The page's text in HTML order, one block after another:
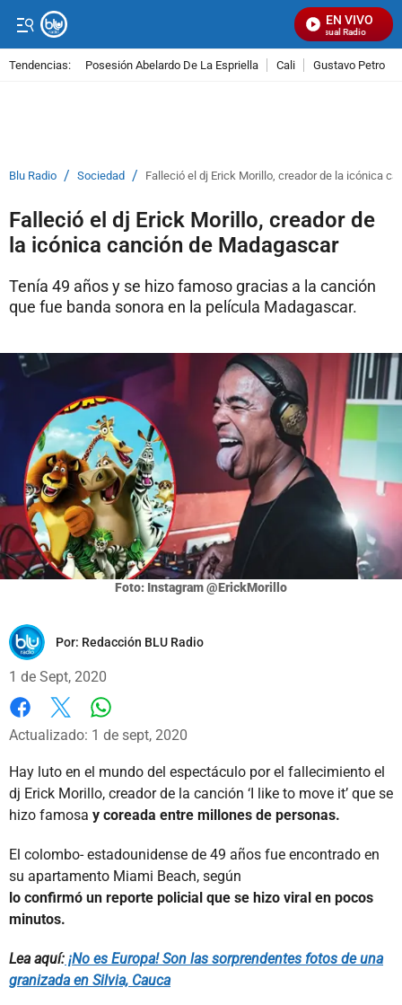
EN VIVO
Señal Visual Radio
Tendencias: Posesión Abelardo De La Espriella Cali Gustavo Petro
Blu Radio / Sociedad / Falleció el dj Erick Morillo, creador de la icónica
Falleció el dj Erick Morillo, creador de
la icónica canción de Madagascar
Tenía 49 años y se hizo famoso gracias a la canción
que fue banda sonora en la película Madagascar.
Foto: Instagram @ErickMorillo
Por: Redacción BLU Radio
1 de Sept, 2020
Facebook
X
Actualizado: 1 de sept, 2020
Hay luto en el mundo del espectáculo por el fallecimiento el
dj Erick Morillo, creador de la canción ‘I like to move it’ que se
hizo famosa y coreada entre millones de personas.
El colombo- estadounidense de 49 años fue encontrado en
su apartamento Miami Beach, según
lo confirmó un reporte policial que se hizo viral en pocos
minutos.
Lea aquí: ¡No es Europa! Son las sorprendentes fotos de una
granizada en Silvia, Cauca